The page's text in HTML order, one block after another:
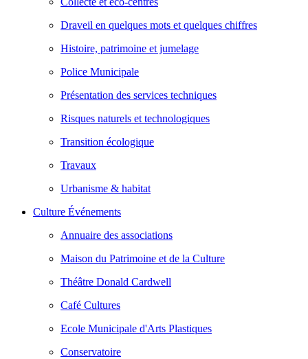
Draveil en quelques mots et quelques chiffres
Histoire, patrimoine et jumelage
Police Municipale
Présentation des services techniques
Risques naturels et technologiques
Transition écologique
Travaux
Urbanisme & habitat
Culture Événements
Annuaire des associations
Maison du Patrimoine et de la Culture
Théâtre Donald Cardwell
Café Cultures
Ecole Municipale d'Arts Plastiques
Conservatoire